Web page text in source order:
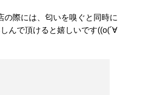
の際には、匂いを嗅ぐと同時に
んで頂けると嬉しいです((o(´∀